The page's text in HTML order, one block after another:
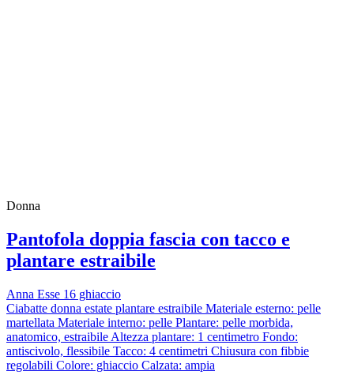
Donna
Pantofola doppia fascia con tacco e
plantare estraibile
Anna Esse 16 ghiaccio
Ciabatte donna estate plantare estraibile Materiale esterno: pelle
martellata Materiale interno: pelle Plantare: pelle morbida,
anatomico, estraibile Altezza plantare: 1 centimetro Fondo:
antiscivolo, flessibile Tacco: 4 centimetri Chiusura con fibbie
regolabili Colore: ghiaccio Calzata: ampia